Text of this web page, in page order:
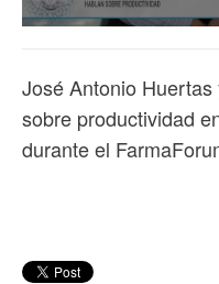
José Antonio
sobre productividad
durante el